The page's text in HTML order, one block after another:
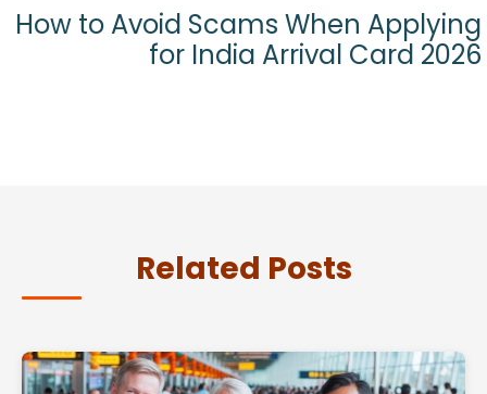
How to Avoid Scams When Applying
for India Arrival Card 2026
Related Posts